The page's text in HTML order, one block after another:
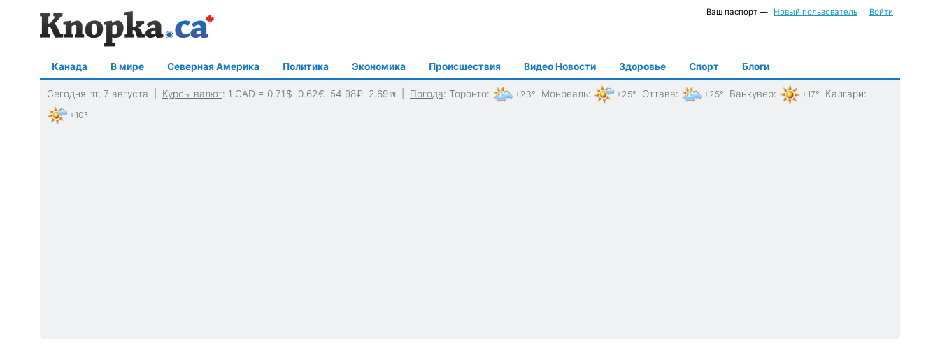
Ваш паспорт — Новый пользователь Войти
Канада В мире Северная Америка Политика Экономика Происшествия Видео Новости Здоровье Спорт Блоги
Сегодня пт, 7 августа | Курсы валют: 1 CAD = 0.71 $ 0.62€ 54.98₽ 2.69₪ Погода: Торонто: +23° Монреаль: +25° Оттава: +25° Ванкувер: +17° Калгари:
+10°